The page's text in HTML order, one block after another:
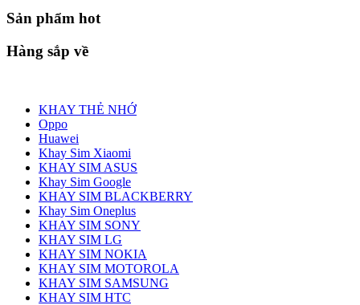
Sản phẩm hot
Hàng sắp về
KHAY THẺ NHỚ
Oppo
Huawei
Khay Sim Xiaomi
KHAY SIM ASUS
Khay Sim Google
KHAY SIM BLACKBERRY
Khay Sim Oneplus
KHAY SIM SONY
KHAY SIM LG
KHAY SIM NOKIA
KHAY SIM MOTOROLA
KHAY SIM SAMSUNG
KHAY SIM HTC